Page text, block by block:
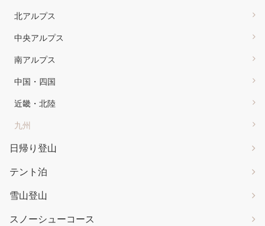
北アルプス
中央アルプス
南アルプス
中国・四国
近畿・北陸
九州
日帰り登山
テント泊
雪山登山
スノーシューコース